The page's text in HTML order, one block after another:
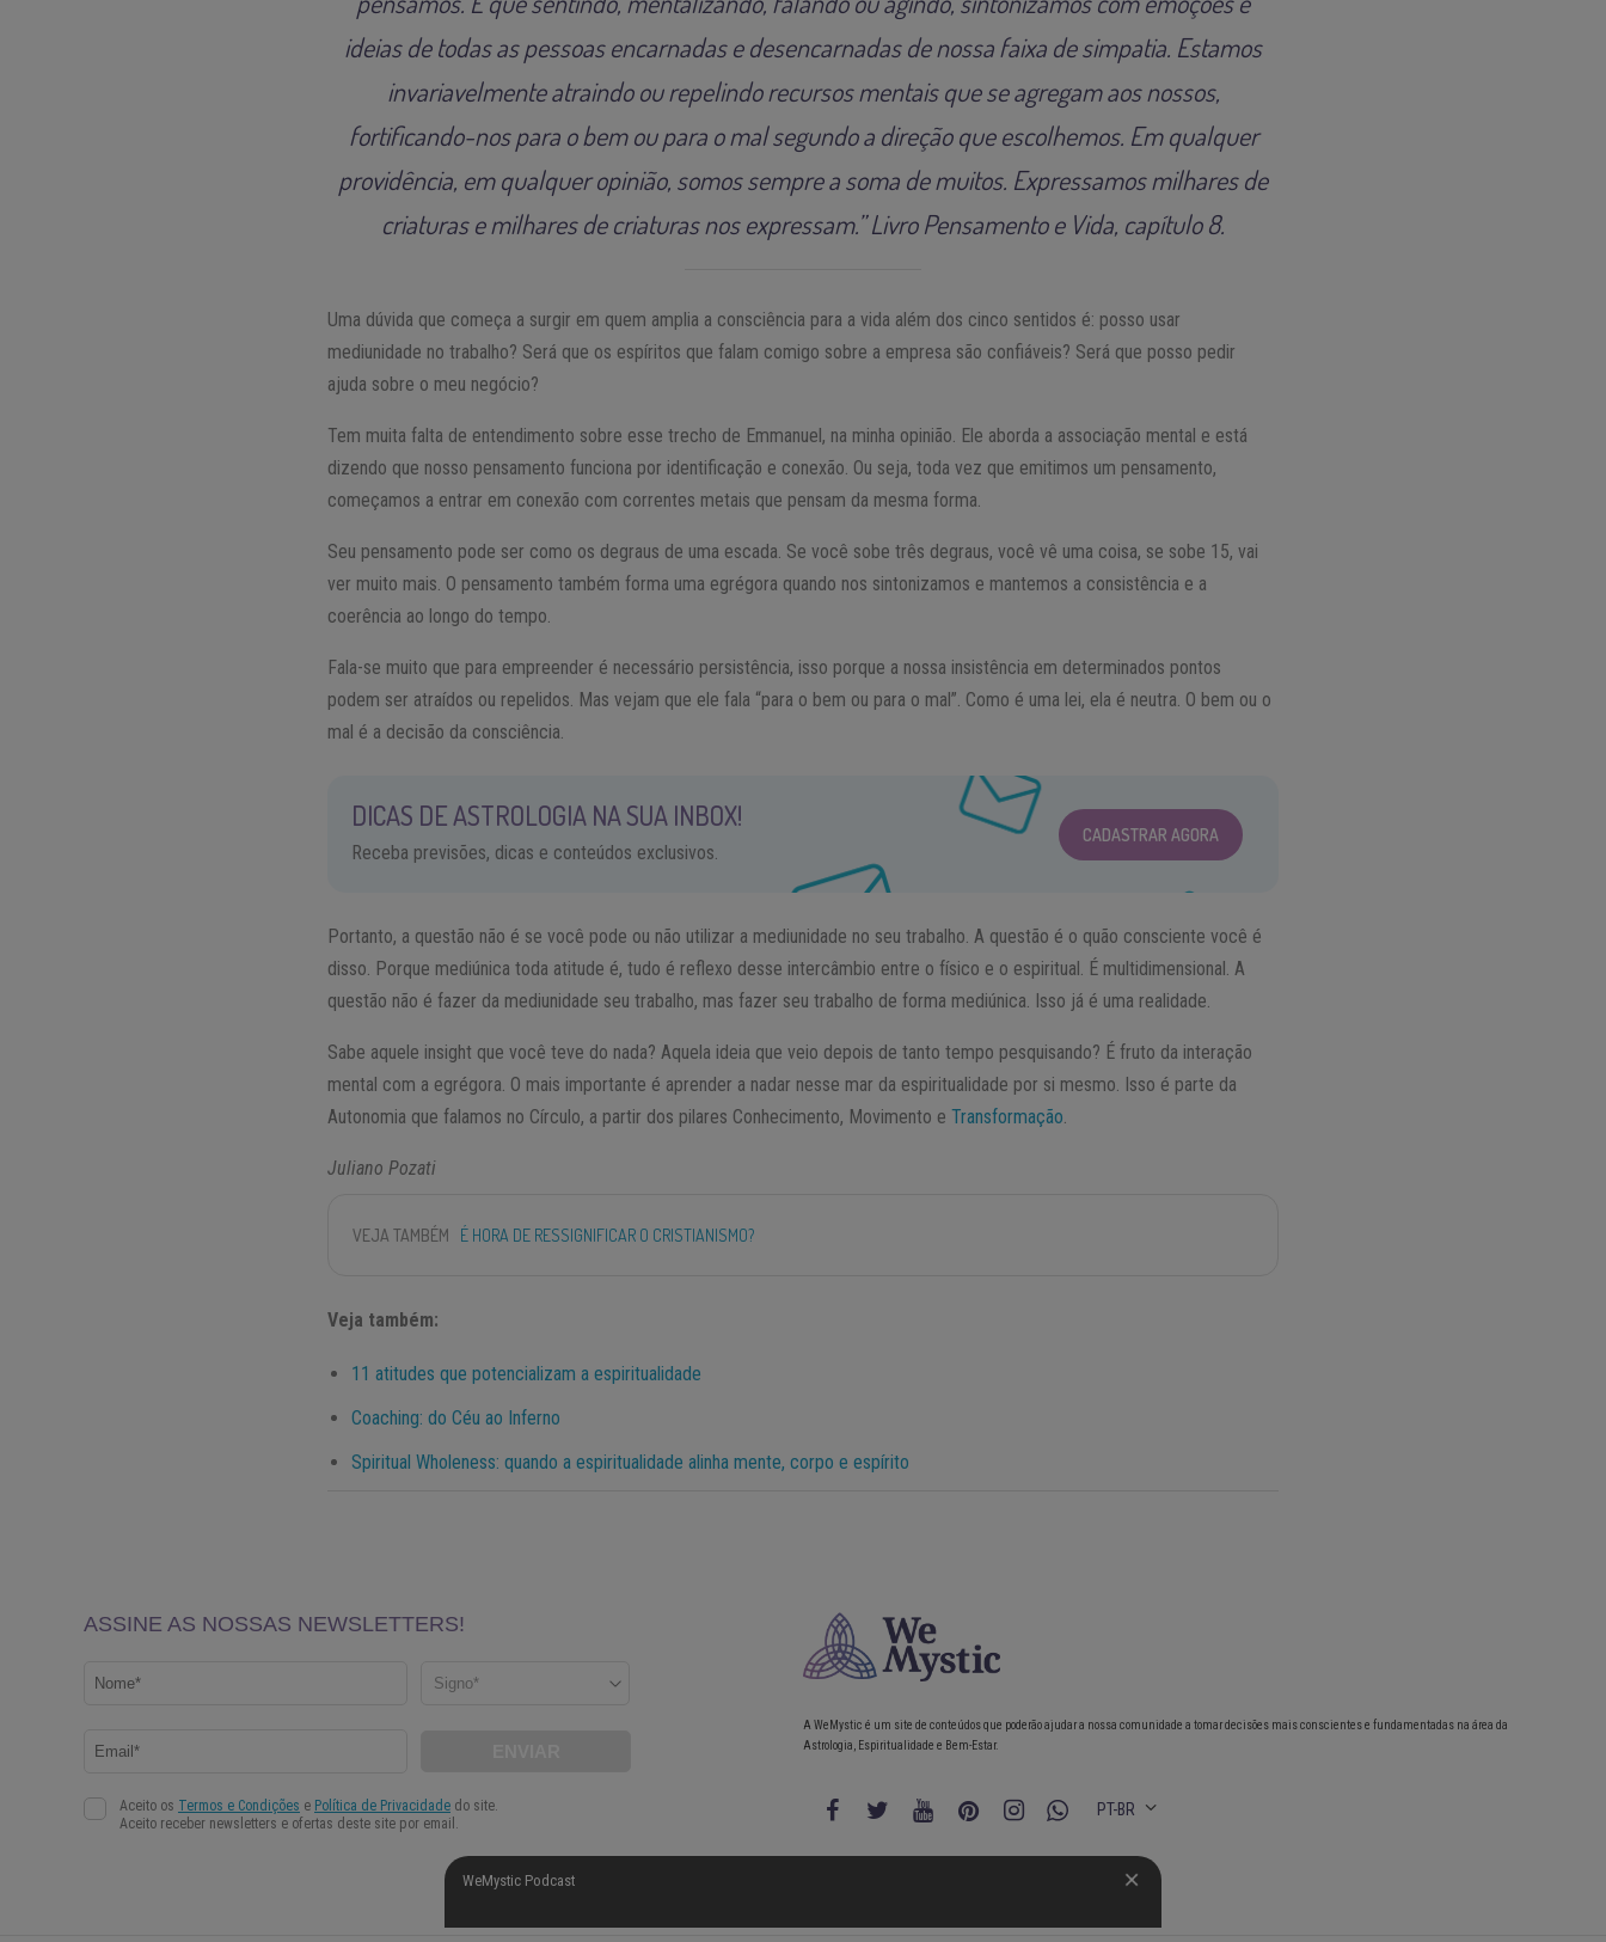
ideias de todas as pessoas encarnadas e desencarnadas de nossa faixa de simpatia. Estamos
invariavelmente atraindo ou repelindo recursos mentais que se agregam aos nossos,
fortificando-nos para o bem ou para o mal segundo a direção que escolhemos. Em qualquer
providência, em qualquer opinião, somos sempre a soma de muitos. Expressamos milhares de
criaturas e milhares de criaturas nos expressam.” Livro Pensamento e Vida, capítulo 8.
Uma dúvida que começa a surgir em quem amplia a consciência para a vida além dos cinco sentidos é: posso usar
mediunidade no trabalho? Será que os espíritos que falam comigo sobre a empresa são confiáveis? Será que posso pedir
ajuda sobre o meu negócio?
Tem muita falta de entendimento sobre esse trecho de Emmanuel, na minha opinião. Ele aborda a associação mental e está
dizendo que nosso pensamento funciona por identificação e conexão. Ou seja, toda vez que emitimos um pensamento,
começamos a entrar em conexão com correntes metais que pensam da mesma forma.
Seu pensamento pode ser como os degraus de uma escada. Se você sobe três degraus, você vê uma coisa, se sobe 15, vai
ver muito mais. O pensamento também forma uma egrégora quando nos sintonizamos e mantemos a consistência e a
coerência ao longo do tempo.
Fala-se muito que para empreender é necessário persistência, isso porque a nossa insistência em determinados pontos
podem ser atraídos ou repelidos. Mas vejam que ele fala “para o bem ou para o mal”. Como é uma lei, ela é neutra. O bem ou o
mal é a decisão da consciência.
DICAS DE ASTROLOGIA NA SUA INBOX!
Receba previsões, dicas e conteúdos exclusivos.
CADASTRAR AGORA
Portanto, a questão não é se você pode ou não utilizar a mediunidade no seu trabalho. A questão é o quão consciente você é
disso. Porque mediúnica toda atitude é, tudo é reflexo desse intercâmbio entre o físico e o espiritual. É multidimensional. A
questão não é fazer da mediunidade seu trabalho, mas fazer seu trabalho de forma mediúnica. Isso já é uma realidade.
Sabe aquele insight que você teve do nada? Aquela ideia que veio depois de tanto tempo pesquisando? É fruto da interação
mental com a egrégora. O mais importante é aprender a nadar nesse mar da espiritualidade por si mesmo. Isso é parte da
Autonomia que falamos no Círculo, a partir dos pilares Conhecimento, Movimento eTransformação.
Juliano Pozati
VEJA TAMBÉM É HORA DE RESSIGNIFICAR O CRISTIANISMO?
Veja também:
11 atitudes que potencializam a espiritualidade
Coaching: do Céu ao Inferno
Spiritual Wholeness: quando a espiritualidade alinha mente, corpo e espírito
A WeMystic é um site de conteúdos que poderão ajudar a nossa comunidade a tomar decisões mais conscientes e fundamentadas na área da
Astrologia, Espiritualidade e Bem-Estar.
PT-BR
WeMystic Podcast